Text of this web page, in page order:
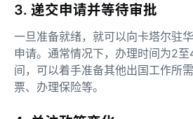
3. 递交申请并等待审批
一旦准备就绪，就可以向卡塔尔驻
申请。通常情况下，办理时间为2
间，可以着手准备其他出国工作所
票、办理保险等。